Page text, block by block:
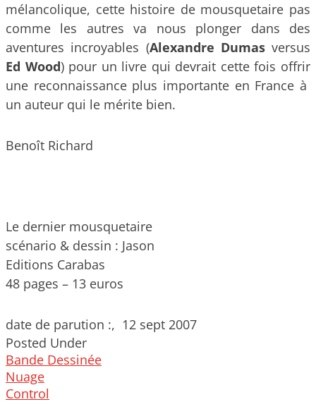
mélancolique, cette histoire de mousquetaire pas
comme les autres va nous plonger dans des
aventures incroyables (Alexandre Dumasversus
Ed Wood) pour un livre qui devrait cette fois offrir
une reconnaissance plus importante en France à
un auteur qui le mérite bien.
Benoît Richard
Le dernier mousquetaire
scénario & dessin : Jason
Editions Carabas
48 pages – 13 euros
date de parution :, 12 sept 2007
Posted Under
Bande Dessinée
Post
navigation
Nuage
Control